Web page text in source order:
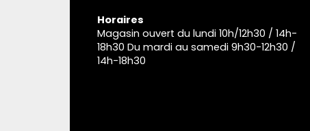
Horaires
Magasin ouvert du lundi 10h/12h30 / 14h-
18h30 Du mardi au samedi 9h30-12h30 /
14h-18h30